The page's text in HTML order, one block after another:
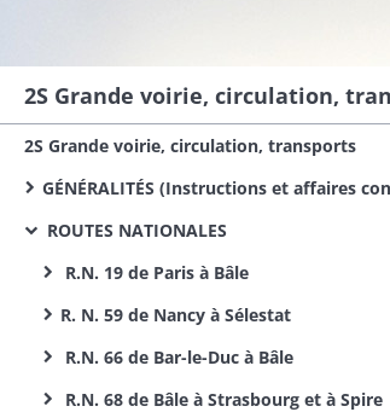
2S Grande voirie, circulation,
2S Grande voirie, circulation, transports
GÉNÉRALITÉS (Instructions et affaires
ROUTES NATIONALES
R.N. 19 de Paris à Bâle
R. N. 59 de Nancy à Sélestat
R.N. 66 de Bar-le-Duc à Bâle
R.N. 68 de Bâle à Strasbourg et à Spire